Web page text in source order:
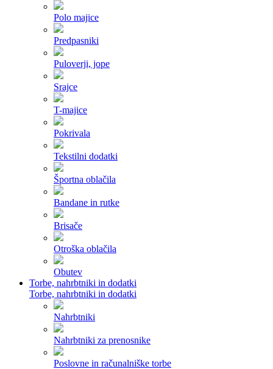
Polo majice
Predpasniki
Puloverji, jope
Srajce
T-majice
Pokrivala
Tekstilni dodatki
Športna oblačila
Bandane in rutke
Brisače
Otroška oblačila
Obutev
Torbe, nahrbtniki in dodatki
Torbe, nahrbtniki in dodatki
Nahrbtniki
Nahrbtniki za prenosnike
Poslovne in računalniške torbe